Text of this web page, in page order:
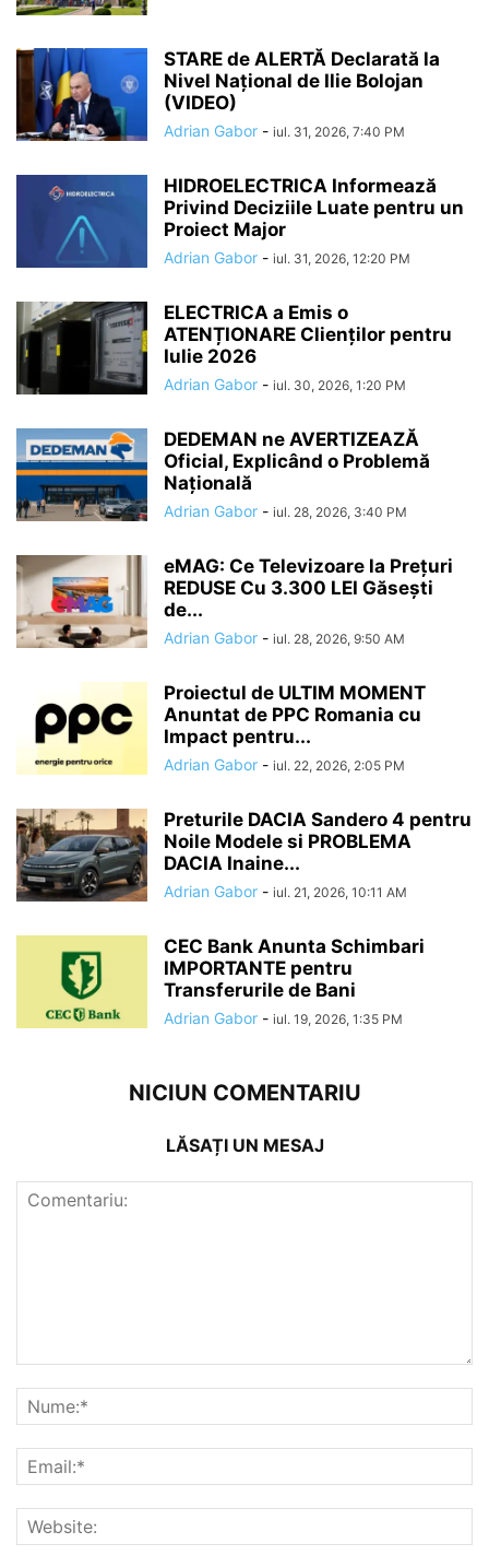
STARE de ALERTĂ Declarată la
Nivel Național de Ilie Bolojan
(VIDEO)
Adrian Gabor - iul. 31, 2026, 7:40 PM
HIDROELECTRICA Informează
Privind Deciziile Luate pentru un
Proiect Major
Adrian Gabor - iul. 31, 2026, 12:20 PM
ELECTRICA a Emis o
ATENȚIONARE Clienților pentru
Iulie 2026
Adrian Gabor - iul. 30, 2026, 1:20 PM
DEDEMAN ne AVERTIZEAZĂ
Oficial, Explicând o Problemă
Națională
Adrian Gabor - iul. 28, 2026, 3:40 PM
eMAG: Ce Televizoare la Prețuri
REDUSE Cu 3.300 LEI Găsești
de...
Adrian Gabor - iul. 28, 2026, 9:50 AM
Proiectul de ULTIM MOMENT
Anuntat de PPC Romania cu
Impact pentru...
Adrian Gabor - iul. 22, 2026, 2:05 PM
Preturile DACIA Sandero 4 pentru
Noile Modele si PROBLEMA
DACIA Inaine...
Adrian Gabor - iul. 21, 2026, 10:11 AM
CEC Bank Anunta Schimbari
IMPORTANTE pentru
Transferurile de Bani
Adrian Gabor - iul. 19, 2026, 1:35 PM
NICIUN COMENTARIU
LĂSAȚI UN MESAJ